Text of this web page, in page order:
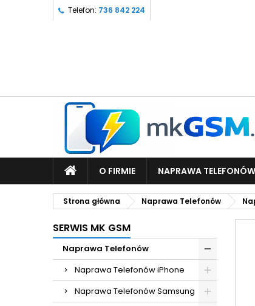
Telefon: 736 842 224
O FIRMIE NAPRAWA TELEFONÓW
Strona główna Naprawa Telefonów
SERWIS MK GSM
Naprawa Telefonów
Naprawa Telefonów iPhone
Naprawa Telefonów Samsung